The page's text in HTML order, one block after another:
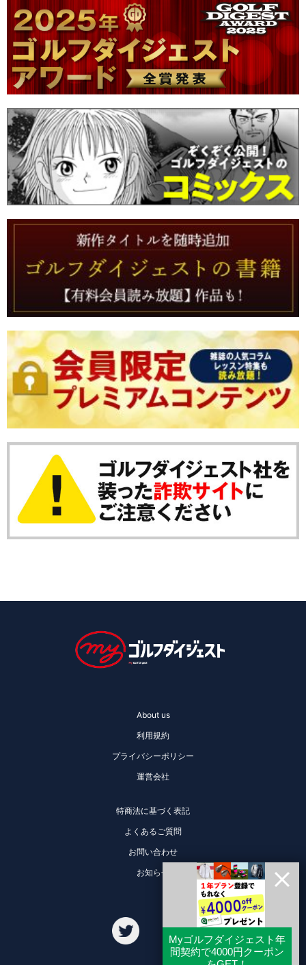
About us
利用規約
プライバシーポリシー
運営会社
特商法に基づく表記
よくあるご質問
お問い合わせ
お知らせ